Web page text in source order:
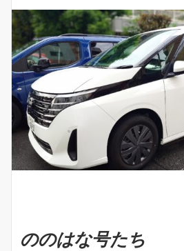
ののはな号たち